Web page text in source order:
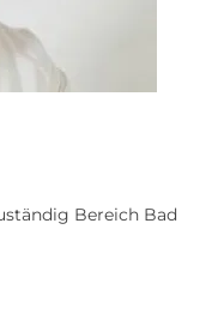
Bereich Bad